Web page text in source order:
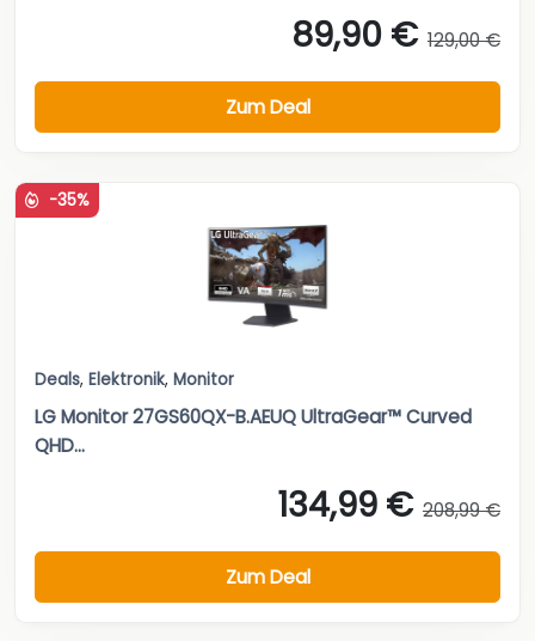
89,90 € 129,00 €
Zum Deal
-35%
Deals, Elektronik, Monitor
LG Monitor 27GS60QX-B.AEUQ UltraGear™ Curved
QHD...
134,99 € 208,99 €
Zum Deal